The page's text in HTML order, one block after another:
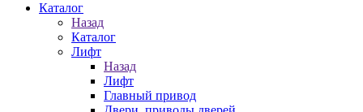
Каталог
Назад
Каталог
Лифт
Назад
Лифт
Главный привод